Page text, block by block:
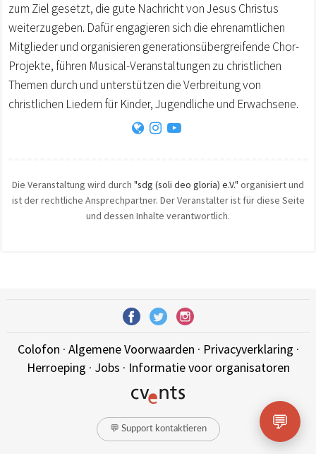
zum Ziel gesetzt, die gute Nachricht von Jesus Christus
weiterzugeben. Dafür engagieren sich die ehrenamtlichen
Mitglieder und organisieren generationsübergreifende Chor-
Projekte, führen Musical-Veranstaltungen zu christlichen
Themen durch und unterstützen die Verbreitung von
christlichen Liedern für Kinder, Jugendliche und Erwachsene.
Die Veranstaltung wird durch "sdg (soli deo gloria) e.V." organisiert und
ist der rechtliche Ansprechpartner. Der Veranstalter ist für diese Seite
und dessen Inhalte verantwortlich.
Colofon · Algemene Voorwaarden · Privacyverklaring ·
Herroeping · Jobs · Informatie voor organisatoren
💬 Support kontaktieren 💬